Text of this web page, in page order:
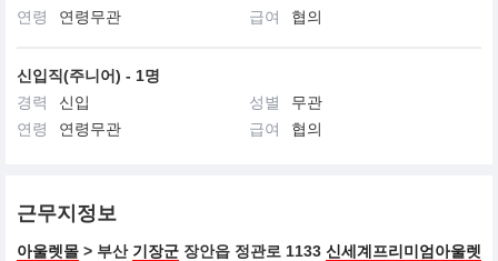
연령
연령무관 급여 협의
신입직(주니어) - 1명
경력
신입 성별
무관
연령
연령무관 급여 협의
근무지정보
아울렛몰 > 부산 기장군 장안읍 정관로 1133 신세계프리미엄아울렛